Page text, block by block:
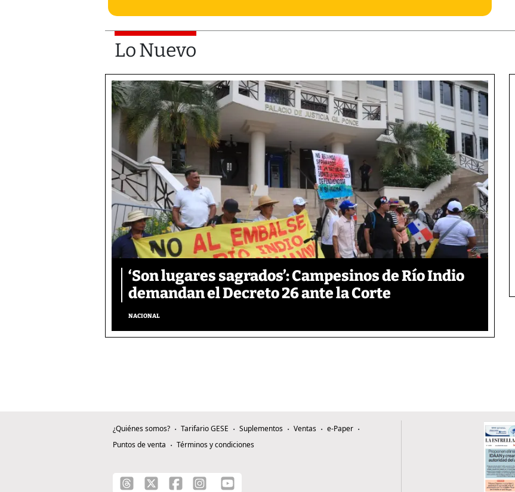
Lo Nuevo
‘Son lugares sagrados’: Campesinos de Río Indio
demandan el Decreto 26 ante la Corte
NACIONAL
¿Quiénes somos? Tarifario GESE Suplementos Ventas
e-Paper
Puntos de venta
Términos y condiciones